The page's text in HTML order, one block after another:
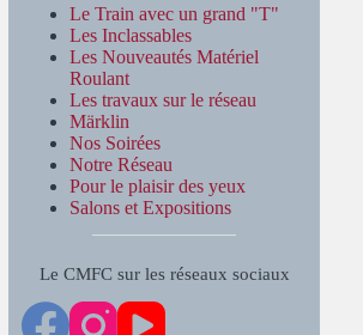
Le Train avec un grand "T"
Les Inclassables
Les Nouveautés Matériel
Roulant
Les travaux sur le réseau
Märklin
Nos Soirées
Notre Réseau
Pour le plaisir des yeux
Salons et Expositions
Le CMFC sur les réseaux sociaux